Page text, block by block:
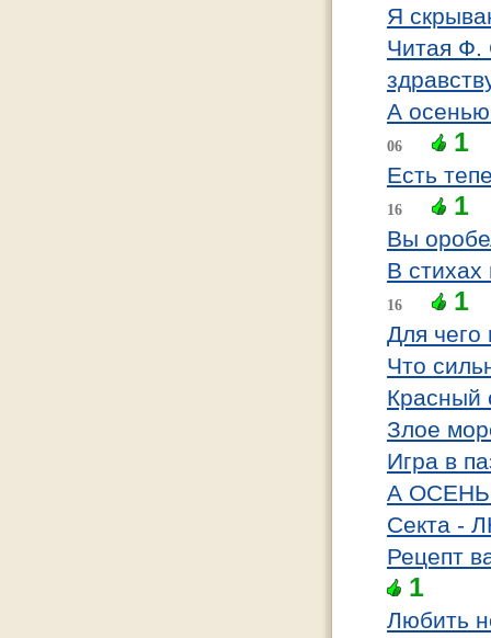
Я
Читая Ф.
А осенью
06 1
Есть
16 1
Вы
В
16 1
Для
Что
Красный
Злое
Игра в
А ОСЕНЬ
Секта -
Рецепт
1
Любить